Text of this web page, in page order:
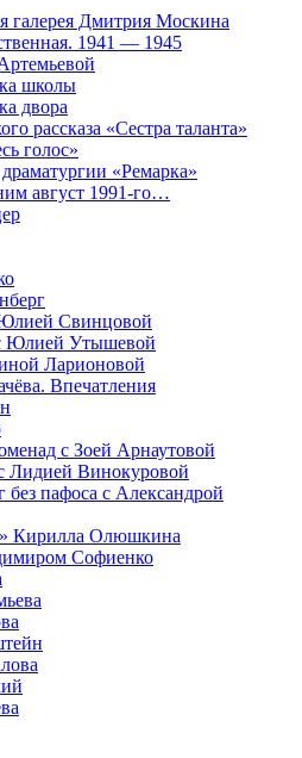
галерея Дмитрия Москина
1941 — 1945
школы
двора
рассказа «Сестра таланта»
голос»
«Ремарка»
август 1991-го…
Свинцовой
Юлией Утышевой
Ларионовой
Впечатления
с Зоей Арнаутовой
Лидией Винокуровой
без пафоса с Александрой
Кирилла Олюшкина
Софиенко